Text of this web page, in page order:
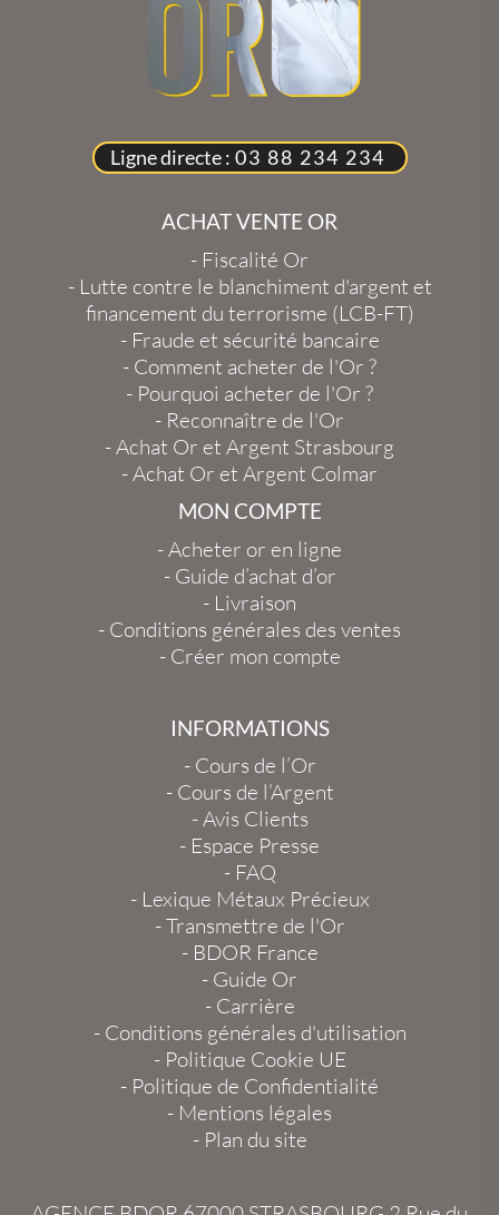
Ligne directe : 03 88 234 234
ACHAT VENTE OR
- Fiscalité Or
- Lutte contre le blanchiment d'argent et
financement du terrorisme (LCB-FT)
- Fraude et sécurité bancaire
- Comment acheter de l'Or ?
- Pourquoi acheter de l'Or ?
- Reconnaître de l'Or
-Achat Or et Argent Strasbourg
-Achat Or et Argent Colmar
MON COMPTE
-Acheter or en ligne
- Guide d’achat d’or
- Livraison
- Conditions générales des ventes
- Créer mon compte
INFORMATIONS
- Cours de l’Or
- Cours de l’Argent
-Avis Clients
- Espace Presse
- FAQ
- Lexique Métaux Précieux
-Transmettre de l'Or
- BDOR France
- Guide Or
- Carrière
- Conditions générales d'utilisation
- Politique Cookie UE
- Politique de Confidentialité
- Mentions légales
- Plan du site